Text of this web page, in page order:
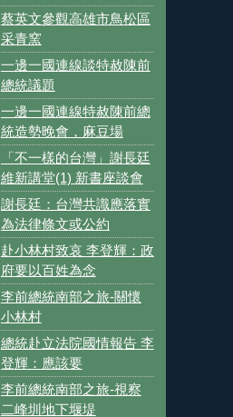
蔡英文參觀高雄市鳥松區
采青窯
一邊一國連線談特赦陳前
總統議題
一邊一國連線特赦陳前總
統造勢晚會，麻豆場
「不一樣的台灣」謝長廷
維新講堂(1) 新書座談會
謝長廷：台灣共識應落實
為法律條文或公約
赴小林村致哀 李登輝：政
府要以百姓為念
李前總統南部之旅-關懷
小林村
總統赴立法院國情報告 李
登輝：應該要
李前總統南部之旅-視察
二峰圳地下堰堤